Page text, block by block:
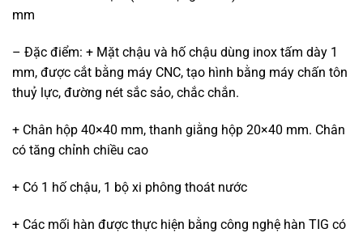
mm
– Đặc điểm: + Mặt chậu và hố chậu dùng inox tấm dày 1
mm, được cắt bằng máy CNC, tạo hình bằng máy chấn tôn
thuỷ lực, đường nét sắc sảo, chắc chắn.
+ Chân hộp 40×40 mm, thanh giằng hộp 20×40 mm. Chân
có tăng chỉnh chiều cao
+ Có 1 hố chậu, 1 bộ xi phông thoát nước
+ Các mối hàn được thực hiện bằng công nghệ hàn TIG có